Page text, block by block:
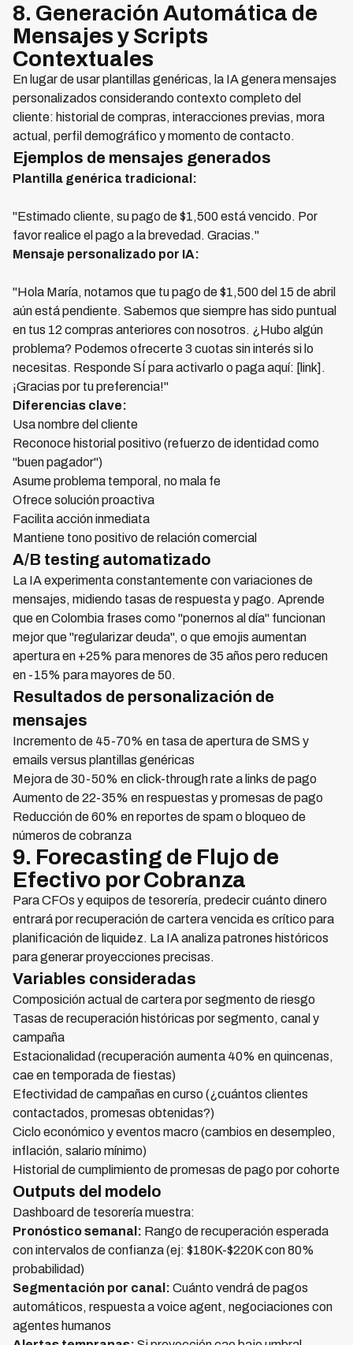
8. Generación Automática de
Mensajes y Scripts
Contextuales
En lugar de usar plantillas genéricas, la IA genera mensajes
personalizados considerando contexto completo del
cliente: historial de compras, interacciones previas, mora
actual, perfil demográfico y momento de contacto.
Ejemplos de mensajes generados
Plantilla genérica tradicional:
"Estimado cliente, su pago de $1,500 está vencido. Por
favor realice el pago a la brevedad. Gracias."
Mensaje personalizado por IA:
"Hola María, notamos que tu pago de $1,500 del 15 de abril
aún está pendiente. Sabemos que siempre has sido puntual
en tus 12 compras anteriores con nosotros. ¿Hubo algún
problema? Podemos ofrecerte 3 cuotas sin interés si lo
necesitas. Responde SÍ para activarlo o paga aquí: [link].
¡Gracias por tu preferencia!"
Diferencias clave:
Usa nombre del cliente
Reconoce historial positivo (refuerzo de identidad como
"buen pagador")
Asume problema temporal, no mala fe
Ofrece solución proactiva
Facilita acción inmediata
Mantiene tono positivo de relación comercial
A/B testing automatizado
La IA experimenta constantemente con variaciones de
mensajes, midiendo tasas de respuesta y pago. Aprende
que en Colombia frases como "ponernos al día" funcionan
mejor que "regularizar deuda", o que emojis aumentan
apertura en +25% para menores de 35 años pero reducen
en -15% para mayores de 50.
Resultados de personalización de
mensajes
Incremento de 45-70% en tasa de apertura de SMS y
emails versus plantillas genéricas
Mejora de 30-50% en click-through rate a links de pago
Aumento de 22-35% en respuestas y promesas de pago
Reducción de 60% en reportes de spam o bloqueo de
números de cobranza
9. Forecasting de Flujo de
Efectivo por Cobranza
Para CFOs y equipos de tesorería, predecir cuánto dinero
entrará por recuperación de cartera vencida es crítico para
planificación de liquidez. La IA analiza patrones históricos
para generar proyecciones precisas.
Variables consideradas
Composición actual de cartera por segmento de riesgo
Tasas de recuperación históricas por segmento, canal y
campaña
Estacionalidad (recuperación aumenta 40% en quincenas,
cae en temporada de fiestas)
Efectividad de campañas en curso (¿cuántos clientes
contactados, promesas obtenidas?)
Ciclo económico y eventos macro (cambios en desempleo,
inflación, salario mínimo)
Historial de cumplimiento de promesas de pago por cohorte
Outputs del modelo
Dashboard de tesorería muestra:
Pronóstico semanal: Rango de recuperación esperada
con intervalos de confianza (ej: $180K-$220K con 80%
probabilidad)
Segmentación por canal: Cuánto vendrá de pagos
automáticos, respuesta a voice agent, negociaciones con
agentes humanos